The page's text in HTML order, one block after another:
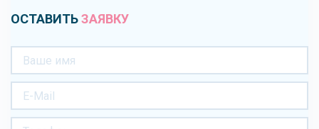
ОСТАВИТЬЗАЯВКУ